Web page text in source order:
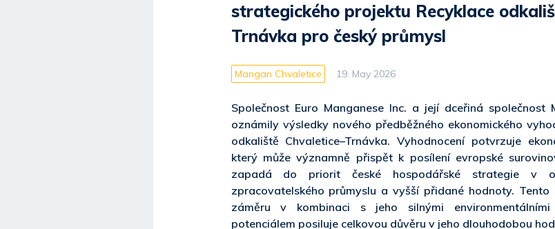
strategického projektu Recyklace
Trnávka pro český průmysl
Mangan Chvaletice 19. May 2026
Společnost Euro Manganese Inc. a její dceřiná společnost
oznámily výsledky nového předběžného ekonomického
odkaliště Chvaletice–Trnávka. Vyhodnocení potvrzuje
který může významně přispět k posílení evropské
zapadá do priorit české hospodářské strategie v
zpracovatelského průmyslu a vyšší přidané hodnoty.
záměru v kombinaci s jeho silnými
potenciálem posiluje celkovou důvěru v jeho dlouhodobou